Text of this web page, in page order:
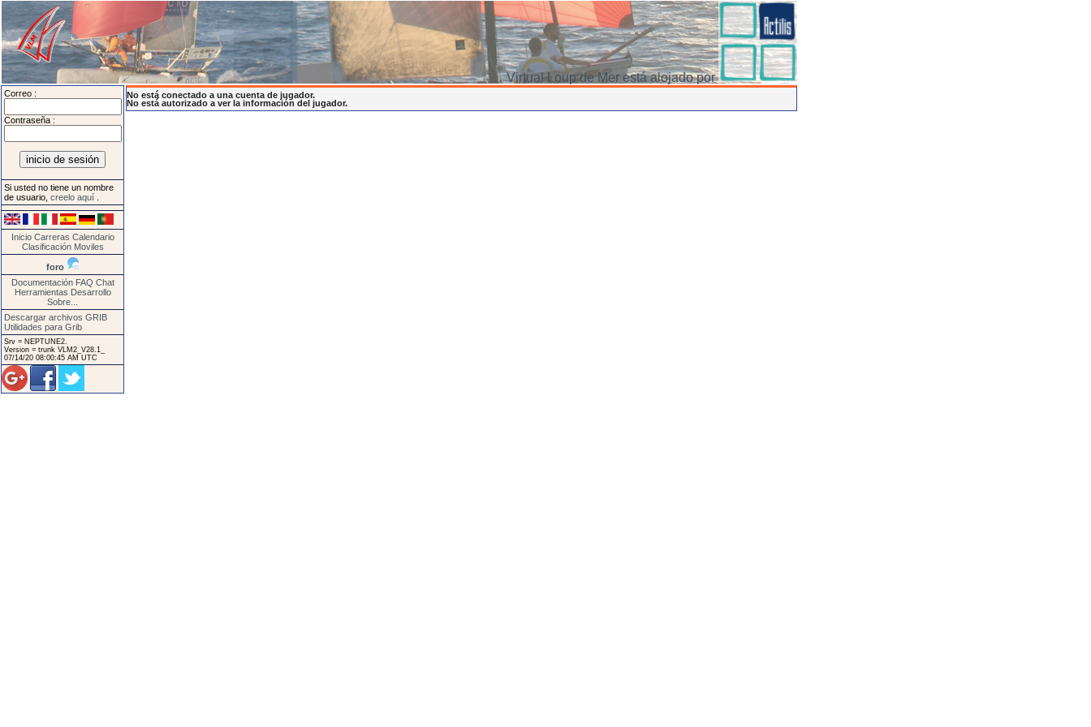
Virtual Loup de Mer está alojado por
Correo :
Contraseña :
Si usted no tiene un nombre
de usuario, creelo aquí
Inicio Carreras Calendario
Clasificación Moviles
foro
Documentación FAQ Chat
Herramientas Desarrollo
Sobre...
Descargar archivos GRIB
Utilidades para Grib
Srv = NEPTUNE2.
Version = trunk VLM2_V28.1_
07/14/20 08:00:45 AM UTC
No está conectado a una cuenta de jugador.
No está autorizado a ver la información del jugador.